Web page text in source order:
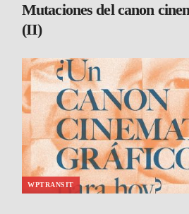
Mutaciones del canon
(II)
WPTRANSIT